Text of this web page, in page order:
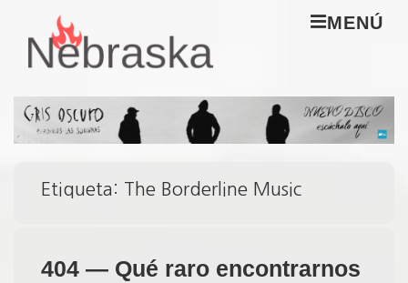
Saltar
principalprincipal
MENÚ
Etiqueta: The Borderline Music
404 — Qué raro encontrarnos